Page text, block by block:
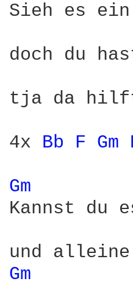
Sieh es ein
doch du
tja da
4x Bb F Gm
Gm
Kannst du
Gm